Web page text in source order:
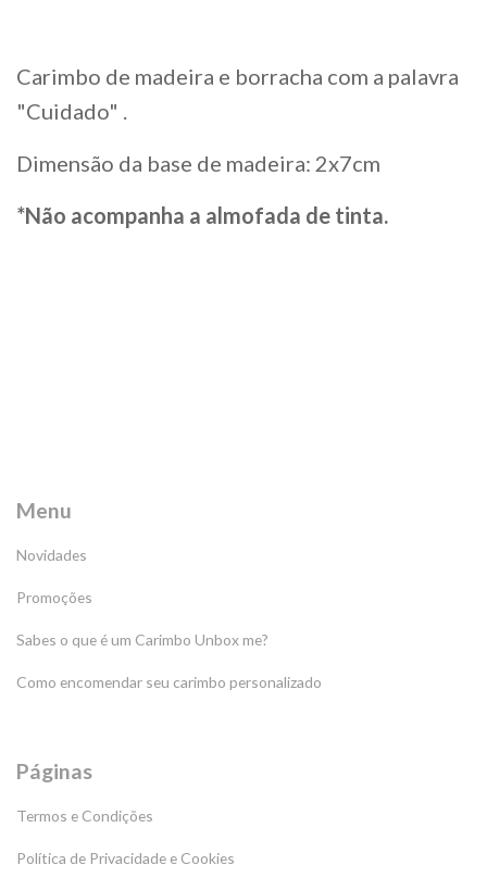
Carimbo de madeira e borracha com a palavra
"Cuidado" .
Dimensão da base de madeira: 2x7cm
*Não acompanha a almofada de tinta.
Menu
Novidades
Promoções
Sabes o que é um Carimbo Unbox me?
Como encomendar seu carimbo personalizado
Páginas
Termos e Condições
Política de Privacidade e Cookies